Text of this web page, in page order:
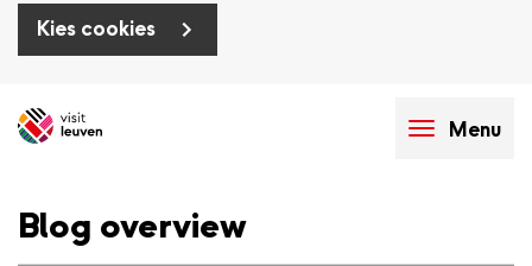
Kies cookies
en
inhoud
gaan
Menu
Blog overview